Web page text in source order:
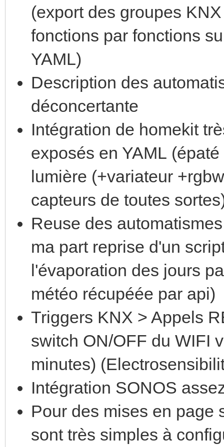
(export des groupes
fonctions par fonctions
YAML)
Description des
déconcertante
Intégration de homekit
exposés en YAML
lumière (+variateur
capteurs de toutes
Reuse des
ma part reprise d'un
l'évaporation des jours
météo récupéée par api)
Triggers KNX > Appels
switch ON/OFF du WIFI
minutes)
Intégration SONOS
Pour des mises en page
sont très simples à